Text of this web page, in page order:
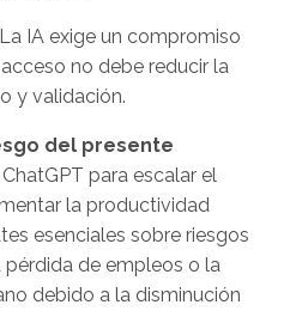
La IA exige un compromiso
no debe reducir la
y validación.
del presente
para escalar el
la productividad
esenciales sobre riesgos
de empleos o la
debido a la disminución